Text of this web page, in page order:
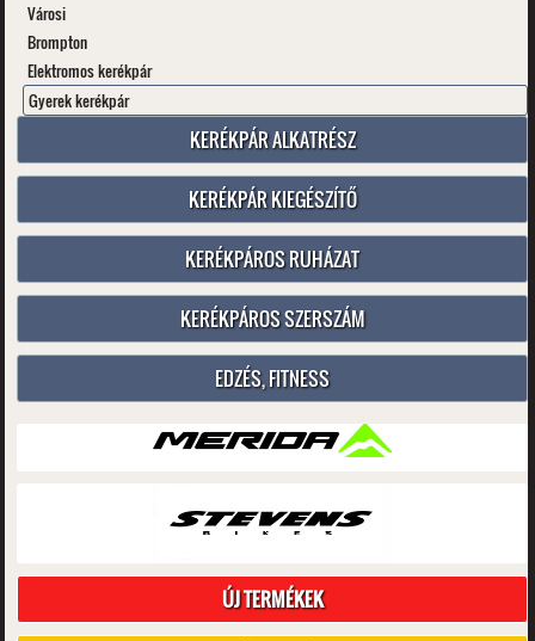
Városi
Brompton
Elektromos kerékpár
Gyerek kerékpár
KERÉKPÁR ALKATRÉSZ
KERÉKPÁR KIEGÉSZÍTŐ
KERÉKPÁROS RUHÁZAT
KERÉKPÁROS SZERSZÁM
EDZÉS, FITNESS
ÚJ TERMÉKEK